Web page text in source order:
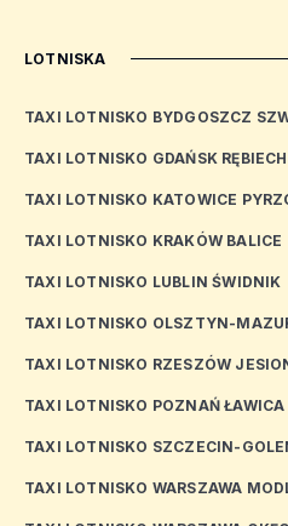
LOTNISKA
TAXI LOTNISKO BYDGOSZCZ
TAXI LOTNISKO GDAŃSK
TAXI LOTNISKO KATOWICE
TAXI LOTNISKO KRAKÓW BALICE
TAXI LOTNISKO LUBLIN ŚWIDNIK
TAXI LOTNISKO OLSZTYN-
TAXI LOTNISKO RZESZÓW
TAXI LOTNISKO POZNAŃ ŁAWICA
TAXI LOTNISKO SZCZECIN-
TAXI LOTNISKO WARSZAWA